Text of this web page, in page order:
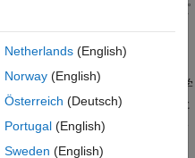
ー
および背景領域に対応する数値ピ
ック化されたイメージを作成し
瘍組織が含まれるリンパ節の学
を使用して、ブロック化された
イメージには、3 つの粗い解像
Netherlands(English)
Norway(English)
Österreich (Deutsch)
Portugal(English)
Sweden (English)